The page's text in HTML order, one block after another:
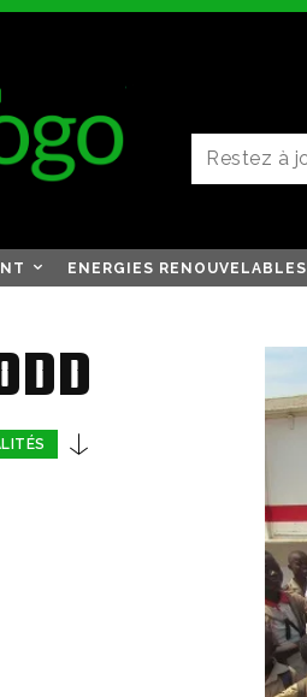
ENERGIES RENOUVELABLES